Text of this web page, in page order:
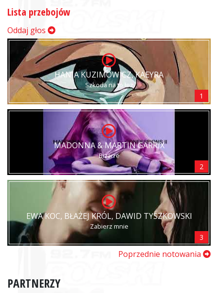
Lista przebojów
Oddaj głos
HANIA KUZIMOWICZ, KAEYRA
Szkoda na to łez
1
MADONNA & MARTIN GARRIX
Bizarre
2
EWA KOC, BŁAŻEJ KRÓL, DAWID TYSZKOWSKI
Zabierz mnie
3
Poprzednie notowania
PARTNERZY